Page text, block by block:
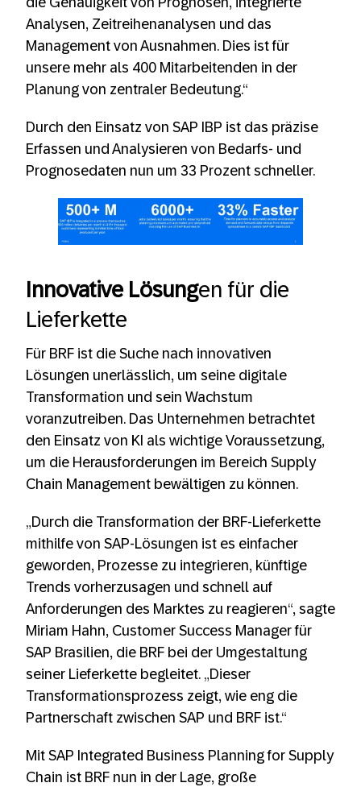
Analysen, Zeitreihenanalysen und das
Management von Ausnahmen. Dies ist für
unsere mehr als 400 Mitarbeitenden in der
Planung von zentraler Bedeutung.“
Durch den Einsatz von SAP IBP ist das präzise
Erfassen und Analysieren von Bedarfs- und
Prognosedaten nun um 33 Prozent schneller.
Innovative Lösungen für die
Lieferkette
Für BRF ist die Suche nach innovativen
Lösungen unerlässlich, um seine digitale
Transformation und sein Wachstum
voranzutreiben. Das Unternehmen betrachtet
den Einsatz von KI als wichtige Voraussetzung,
um die Herausforderungen im Bereich Supply
Chain Management bewältigen zu können.
„Durch die Transformation der BRF-Lieferkette
mithilfe von SAP-Lösungen ist es einfacher
geworden, Prozesse zu integrieren, künftige
Trends vorherzusagen und schnell auf
Anforderungen des Marktes zu reagieren“, sagte
Miriam Hahn, Customer Success Manager für
SAP Brasilien, die BRF bei der Umgestaltung
seiner Lieferkette begleitet. „Dieser
Transformationsprozess zeigt, wie eng die
Partnerschaft zwischen SAP und BRF ist.“
Mit SAP Integrated Business Planning for Supply
Chain ist BRF nun in der Lage, große